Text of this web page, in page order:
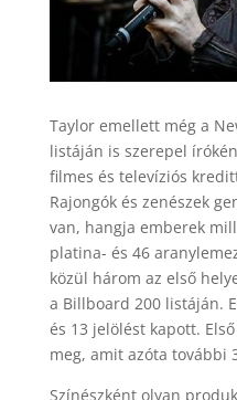
Taylor emellett még a
listáján is szerepel
filmes és televíziós
Rajongók és zenészek
van, hangja emberek
platina- és 46
közül három az első
a Billboard 200 listáján.
és 13 jelölést kapott.
meg, amit azóta további
Színészként olyan